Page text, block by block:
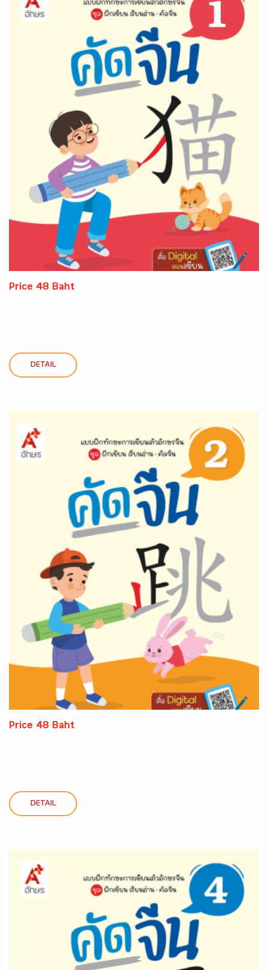
Price 48 Baht
DETAIL
Price 48 Baht
DETAIL